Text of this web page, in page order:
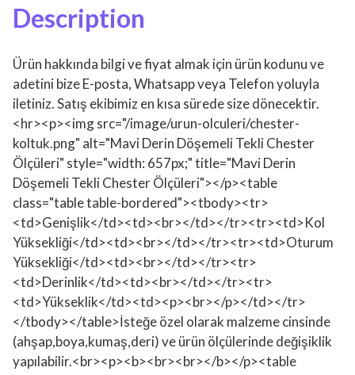
Description
Ürün hakkında bilgi ve fiyat almak için ürün kodunu ve
adetini bize E-posta, Whatsapp veya Telefon yoluyla
iletiniz. Satış ekibimiz en kısa sürede size dönecektir.
<hr><p><img src="/image/urun-olculeri/chester-
koltuk.png" alt="Mavi Derin Döşemeli Tekli Chester
Ölçüleri" style="width: 657px;" title="Mavi Derin
Döşemeli Tekli Chester Ölçüleri"></p><table
class="table table-bordered"><tbody><tr>
<td>Genişlik</td><td><br></td></tr><tr><td>Kol
Yüksekliği</td><td><br></td></tr><tr><td>Oturum
Yüksekliği</td><td><br></td></tr><tr>
<td>Derinlik</td><td><br></td></tr><tr>
<td>Yükseklik</td><td><p><br></p></td></tr>
</tbody></table>İsteğe özel olarak malzeme cinsinde
(ahşap,boya,kumaş,deri) ve ürün ölçülerinde değişiklik
yapılabilir.<br><p><b><br><br></b></p><table